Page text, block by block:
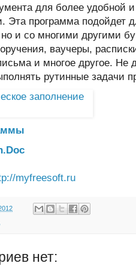
для более удобной
Эта программа подойдет
и со многими другими
ваучеры,
и многое другое. Не
рутинные задачи
myfreesoft.ru
нет: